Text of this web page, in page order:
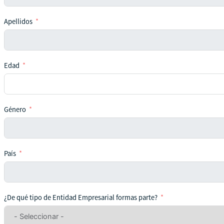
Apellidos
Edad
Género
País
¿De qué tipo de Entidad Empresarial formas parte?